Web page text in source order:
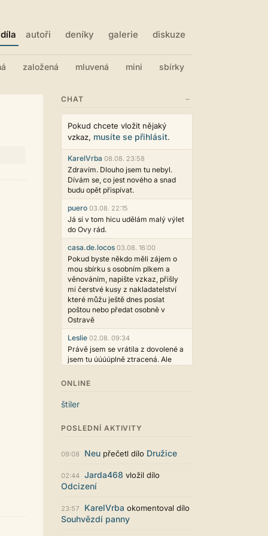
díla autoři deníky galerie diskuze
založená mluvená mini sbírky
CHAT −
Pokud chcete vložit nějaký
vzkaz, musíte se přihlásit.
KarelVrba 08.08. 23:58
Zdravím. Dlouho jsem tu nebyl.
Dívám se, co jest nového a snad
budu opět přispívat.
puero 03.08. 22:15
Já si v tom hicu udělám malý výlet
do Ovy rád.
casa.de.locos 03.08. 16:00
Pokud byste někdo měli zájem o
mou sbírku s osobním plkem a
věnováním, napište vzkaz, přišly
mi čerstvé kusy z nakladatelství
které můžu ještě dnes poslat
poštou nebo předat osobně v
Ostravě
Leslie 02.08. 09:34
Právě jsem se vrátila z dovolené a
jsem tu úúúúplně ztracená. Ale
casa.de.locos
wow, toto je hodně nezvyk, ale
není to vůbec ošklivé
Jarda468 31.07. 12:50
reklama co zasahovala do chatu je
myslím také už v pořádku,
Singularis
vzhledu. Na některých místech
jsou sice mezi prvky příliš velké
ONLINE
štiler
POSLEDNÍ AKTIVITY
09:08 Neu přečetl dílo Družice
02:44 Jarda468 vložil dílo
Odcizení
23:57 KarelVrba okomentoval dílo
Souhvězdí panny